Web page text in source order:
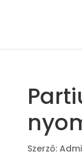
Szerző: